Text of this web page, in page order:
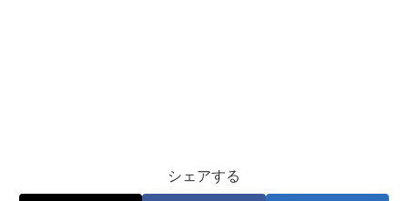
シェアする